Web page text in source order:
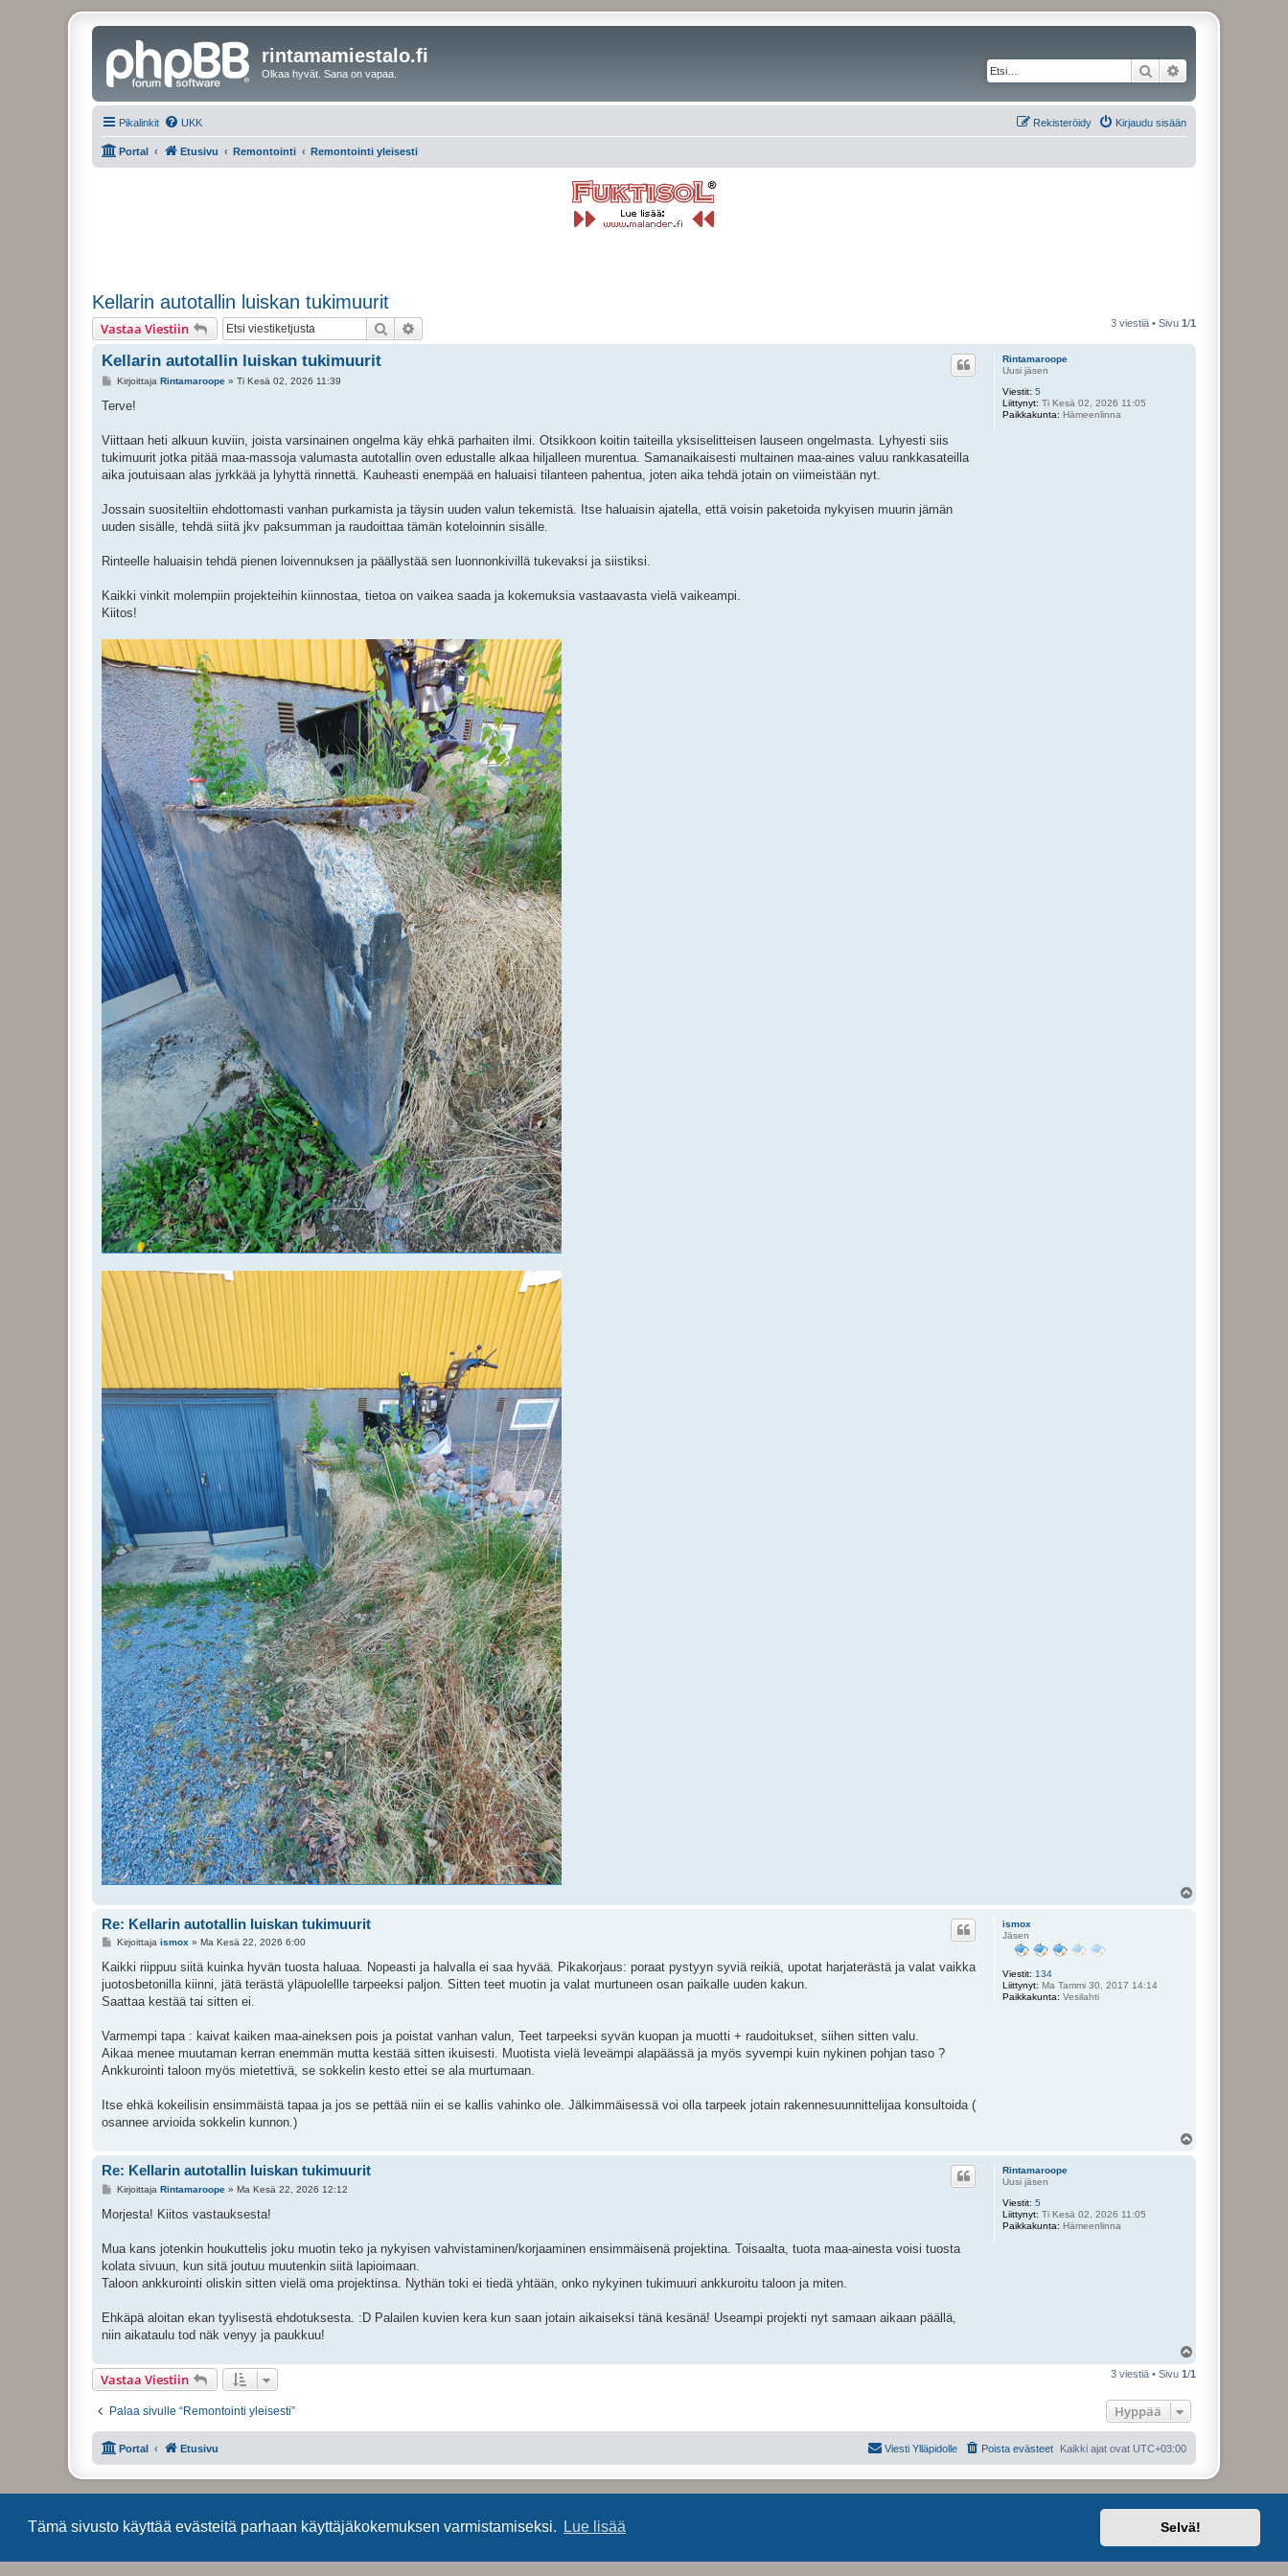
Tämä sivusto käyttää evästeitä parhaan käyttäjäkokemuksen varmistamiseksi. Lue lisää Selvä!
rintamamiestalo.fi
Olkaa hyvät. Sana on vapaa. Etsi
Pikalinkit UKK Kirjaudu sisään
Rekisteröidy
Portal Etusivu Remontointi Remontointi yleisesti
Kellarin autotallin luiskan tukimuurit
Vastaa Viestiin Etsi 3 viestiä • Sivu 1/1
Rintamaroope
Uusi jäsen
Viestit: 5
Liittynyt: Ti Kesä 02, 2026 11:05
Paikkakunta: Hämeenlinna
Kellarin autotallin luiskan tukimuurit
V
e
i
Kirjoittaja Rintamaroope» Ti Kesä 02, 2026 11:39
Terve!
Viittaan heti alkuun kuviin, joista varsinainen ongelma käy ehkä parhaiten ilmi. Otsikkoon koitin taiteilla yksiselitteisen lauseen ongelmasta. Lyhyesti siis
tukimuurit jotka pitää maa-massoja valumasta autotallin oven edustalle alkaa hiljalleen murentua. Samanaikaisesti multainen maa-aines valuu rankkasateilla
aika joutuisaan alas jyrkkää ja lyhyttä rinnettä. Kauheasti enempää en haluaisi tilanteen pahentua, joten aika tehdä jotain on viimeistään nyt.
Jossain suositeltiin ehdottomasti vanhan purkamista ja täysin uuden valun tekemistä. Itse haluaisin ajatella, että voisin paketoida nykyisen muurin jämän
uuden sisälle, tehdä siitä jkv paksumman ja raudoittaa tämän koteloinnin sisälle.
Rinteelle haluaisin tehdä pienen loivennuksen ja päällystää sen luonnonkivillä tukevaksi ja siistiksi.
Kaikki vinkit molempiin projekteihin kiinnostaa, tietoa on vaikea saada ja kokemuksia vastaavasta vielä vaikeampi.
Kiitos!
ismox
Jäsen
Viestit: 134
Liittynyt: Ma Tammi 30, 2017 14:14
Paikkakunta: Vesilahti
Re: Kellarin autotallin luiskan tukimuurit
V
e
t
i
Kirjoittaja ismox » Ma Kesä 22, 2026 6:00
Kaikki riippuu siitä kuinka hyvän tuosta haluaa. Nopeasti ja halvalla ei saa hyvää. Pikakorjaus: poraat pystyyn syviä reikiä, upotat harjaterästä ja valat vaikka
juotosbetonilla kiinni, jätä terästä yläpuolellle tarpeeksi paljon. Sitten teet muotin ja valat murtuneen osan paikalle uuden kakun.
Saattaa kestää tai sitten ei.
Varmempi tapa : kaivat kaiken maa-aineksen pois ja poistat vanhan valun, Teet tarpeeksi syvän kuopan ja muotti + raudoitukset, siihen sitten valu.
Aikaa menee muutaman kerran enemmän mutta kestää sitten ikuisesti. Muotista vielä leveämpi alapäässä ja myös syvempi kuin nykinen pohjan taso ?
Ankkurointi taloon myös mietettivä, se sokkelin kesto ettei se ala murtumaan.
Itse ehkä kokeilisin ensimmäistä tapaa ja jos se pettää niin ei se kallis vahinko ole. Jälkimmäisessä voi olla tarpeek jotain rakennesuunnittelijaa konsultoida (
osannee arvioida sokkelin kunnon.)
Rintamaroope
Uusi jäsen
Viestit: 5
Liittynyt: Ti Kesä 02, 2026 11:05
Paikkakunta: Hämeenlinna
Re: Kellarin autotallin luiskan tukimuurit
V
e
i
Kirjoittaja Rintamaroope» Ma Kesä 22, 2026 12:12
Morjesta! Kiitos vastauksesta!
Mua kans jotenkin houkuttelis joku muotin teko ja nykyisen vahvistaminen/korjaaminen ensimmäisenä projektina. Toisaalta, tuota maa-ainesta voisi tuosta
kolata sivuun, kun sitä joutuu muutenkin siitä lapioimaan.
Taloon ankkurointi oliskin sitten vielä oma projektinsa. Nythän toki ei tiedä yhtään, onko nykyinen tukimuuri ankkuroitu taloon ja miten.
Ehkäpä aloitan ekan tyylisestä ehdotuksesta. :D Palailen kuvien kera kun saan jotain aikaiseksi tänä kesänä! Useampi projekti nyt samaan aikaan päällä,
niin aikataulu tod näk venyy ja paukkuu!
ö
Vastaa Viestiin 3 viestiä • Sivu 1/1
Palaa sivulle “Remontointi yleisesti” Hyppää
Portal Etusivu Kaikki ajat ovat UTC+03:00
Poista evästeet
Viesti Ylläpidolle
Keskustelufoorumin ohjelmistophpBB® Forum Software © phpBB Limited
Yksityisyys